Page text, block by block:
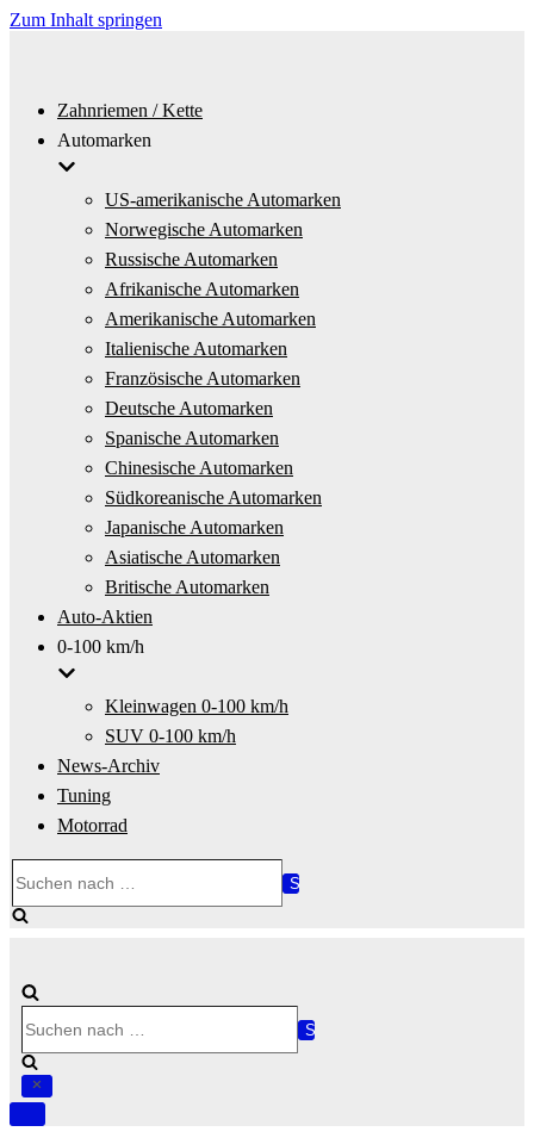
Zum Inhalt springen
Zahnriemen / Kette
Automarken
US-amerikanische Automarken
Norwegische Automarken
Russische Automarken
Afrikanische Automarken
Amerikanische Automarken
Italienische Automarken
Französische Automarken
Deutsche Automarken
Spanische Automarken
Chinesische Automarken
Südkoreanische Automarken
Japanische Automarken
Asiatische Automarken
Britische Automarken
Auto-Aktien
0-100 km/h
Kleinwagen 0-100 km/h
SUV 0-100 km/h
News-Archiv
Tuning
Motorrad
nach …
nach …
Navigation